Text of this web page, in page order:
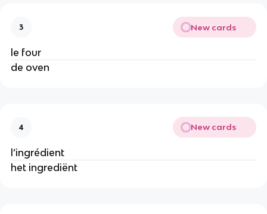
3 New cards
le four
de oven
4 New cards
l’ingrédient
het ingrediënt